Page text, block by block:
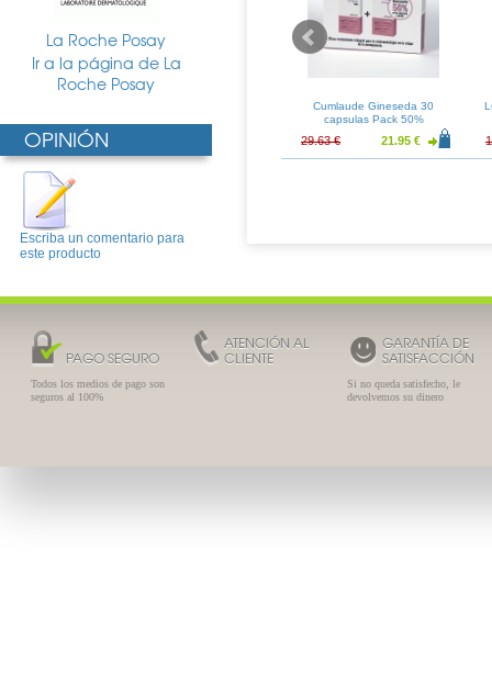
La Roche Posay
Ir a la página de La
Roche Posay
OPINIÓN
Escriba un comentario para
este producto
29.94 €
Cumlaude Gineseda 30
capsulas Pack 50%
29.63 € 21.95 €
PAGO SEGURO
Todos los medios de pago son
seguros al 100%
ATENCIÓN AL
CLIENTE
GARANTÍA DE
SATISFACCIÓN
Si no queda satisfecho, le
devolvemos su dinero